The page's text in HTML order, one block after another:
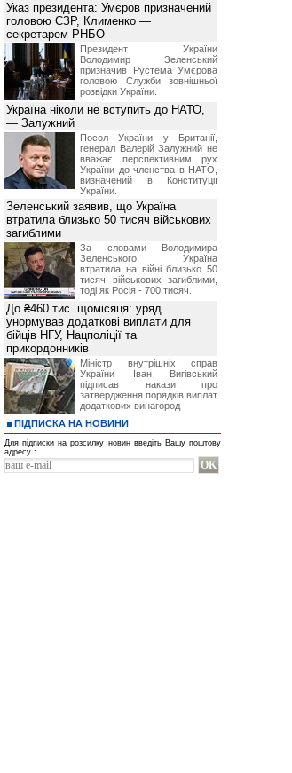
Указ президента: Умєров призначений
головою СЗР, Клименко —
секретарем РНБО
Президент України
Володимир Зеленський
призначив Pустема Умєрова
головою Служби зовнішньої
розвідки України.
Україна ніколи не вступить до НАТО,
— Залужний
Посол України у Британії,
генерал Валерій Залужний не
вважає перспективним рух
України до членства в НАТО,
визначений в Конституції
України.
Зеленський заявив, що Україна
втратила близько 50 тисяч військових
загиблими
За словами Володимира
Зеленського, Україна
втратила на війні близько 50
тисяч військових загиблими,
тоді як Росія - 700 тисяч.
До ₴460 тис. щомісяця: уряд
унормував додаткові виплати для
бійців НГУ, Нацполіції та
прикордонників
Міністр внутрішніх справ
України Іван Вигівський
підписав накази про
затвердження порядків виплат
додаткових винагород
ПІДПИСКА НА НОВИНИ
Для підписки на розсилку новин введіть Вашу поштову
адресу :